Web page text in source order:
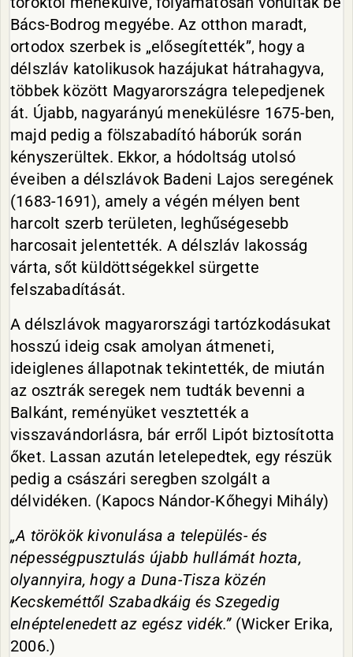
Bács-Bodrog megyébe. Az otthon maradt,
ortodox szerbek is „elősegítették”, hogy a
délszláv katolikusok hazájukat hátrahagyva,
többek között Magyarországra telepedjenek
át. Újabb, nagyarányú menekülésre 1675-ben,
majd pedig a fölszabadító háborúk során
kényszerültek. Ekkor, a hódoltság utolsó
éveiben a délszlávok Badeni Lajos seregének
(1683-1691), amely a végén mélyen bent
harcolt szerb területen, leghűségesebb
harcosait jelentették. A délszláv lakosság
várta, sőt küldöttségekkel sürgette
felszabadítását.
A délszlávok magyarországi tartózkodásukat
hosszú ideig csak amolyan átmeneti,
ideiglenes állapotnak tekintették, de miután
az osztrák seregek nem tudták bevenni a
Balkánt, reményüket vesztették a
visszavándorlásra, bár erről Lipót biztosította
őket. Lassan azután letelepedtek, egy részük
pedig a császári seregben szolgált a
délvidéken. (Kapocs Nándor-Kőhegyi Mihály)
„A törökök kivonulása a település- és
népességpusztulás újabb hullámát hozta,
olyannyira, hogy a Duna-Tisza közén
Kecskeméttől Szabadkáig és Szegedig
elnéptelenedett az egész vidék.” (Wicker Erika,
2006.)